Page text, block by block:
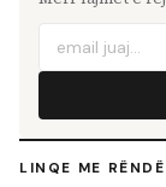
LINQE ME